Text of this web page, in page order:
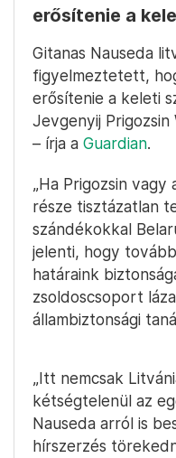
erősítenie a
Gitanas Nauseda
figyelmeztetett,
erősítenie a keleti
Jevgenyij
– írja a Guardian.
„Ha Prigozsin
része tisztázatlan
szándékokkal
jelenti, hogy
határaink
zsoldoscsoport
állambiztonsági
„Itt nemcsak
kétségtelenül az
Nauseda arról is
hírszerzés